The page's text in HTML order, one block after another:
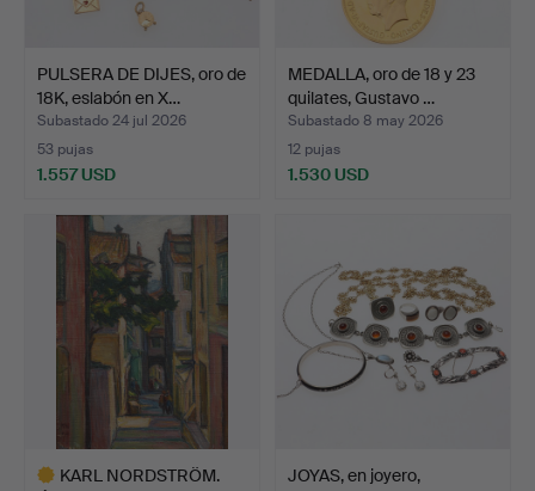
PULSERA DE DIJES, oro de
18K, eslabón en X…
Subastado 24 jul 2026
53 pujas
1.557 USD
MEDALLA, oro de 18 y 23
quilates, Gustavo …
Subastado 8 may 2026
12 pujas
1.530 USD
KARL NORDSTRÖM.
JOYAS, en joyero,